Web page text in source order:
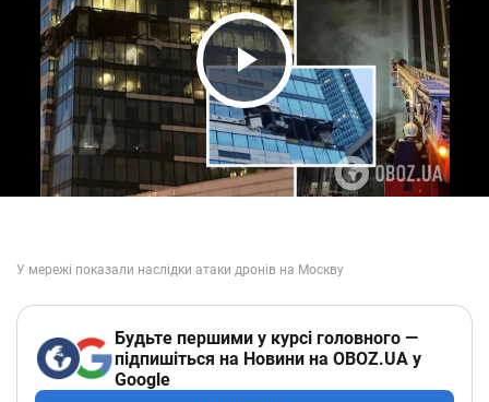
Play Video
Будьте першими у курсі головного —
підпишіться на Новини на OBOZ.UA у
Google